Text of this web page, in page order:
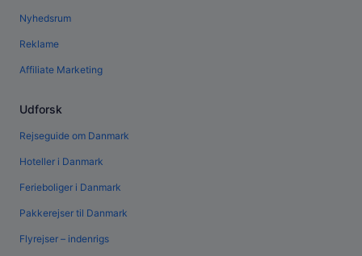
Nyhedsrum
Reklame
Affiliate Marketing
Udforsk
Rejseguide om Danmark
Hoteller i Danmark
Ferieboliger i Danmark
Pakkerejser til Danmark
Flyrejser – indenrigs